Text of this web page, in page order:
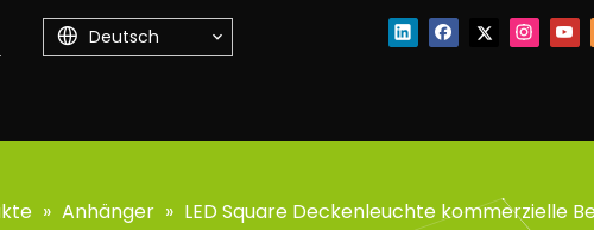
Deutsch
» Anhänger » LED Square Deckenleuchte kommerzielle